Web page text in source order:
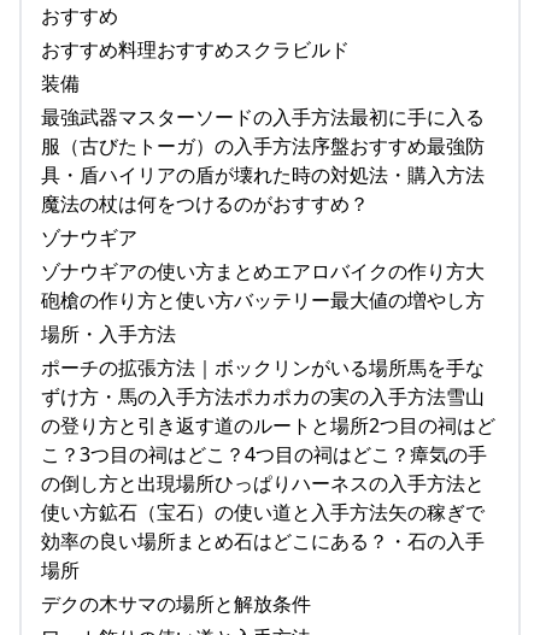
おすすめ
おすすめ料理おすすめスクラビルド
装備
最強武器マスターソードの入手方法最初に手に入る
服（古びたトーガ）の入手方法序盤おすすめ最強防
具・盾ハイリアの盾が壊れた時の対処法・購入方法
魔法の杖は何をつけるのがおすすめ？
ゾナウギア
ゾナウギアの使い方まとめエアロバイクの作り方大
砲槍の作り方と使い方バッテリー最大値の増やし方
場所・入手方法
ポーチの拡張方法｜ボックリンがいる場所馬を手な
ずけ方・馬の入手方法ポカポカの実の入手方法雪山
の登り方と引き返す道のルートと場所2つ目の祠はど
こ？3つ目の祠はどこ？4つ目の祠はどこ？瘴気の手
の倒し方と出現場所ひっぱりハーネスの入手方法と
使い方鉱石（宝石）の使い道と入手方法矢の稼ぎで
効率の良い場所まとめ石はどこにある？・石の入手
場所
デクの木サマの場所と解放条件